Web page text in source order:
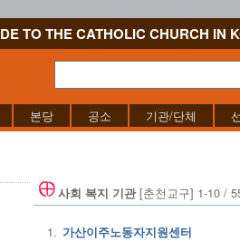
TO THE CATHOLIC CHURCH IN
본당 공소 기관/단체
사회 복지 기관[춘천교구] 1-10 /
1. 가산이주노동자지원센터